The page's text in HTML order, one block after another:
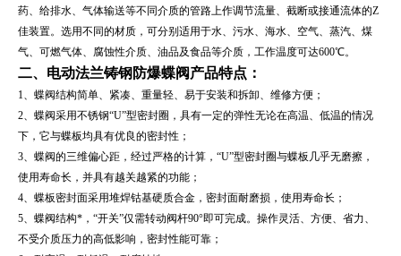
药、给排水、气体输送等不同介质的管路上作调节流量、截断或接通流体的Z
佳装置。选用不同的材质，可分别适用于水、污水、海水、空气、蒸汽、煤
气、可燃气体、腐蚀性介质、油品及食品等介质，工作温度可达600℃。
二、 电动法兰铸钢防爆蝶阀产品特点：
1、蝶阀结构简单、紧凑、重量轻、易于安装和拆卸、维修方便；
2、蝶阀采用不锈钢“U”型密封圈，具有一定的弹性无论在高温、低温的情况
下，它与蝶板均具有优良的密封性；
3、蝶阀的三维偏心距，经过严格的计算，“U”型密封圈与蝶板几乎无磨擦，
使用寿命长，并具有越关越紧的功能；
4、蝶板密封面采用堆焊钴基硬质合金，密封面耐磨损，使用寿命长；
5、蝶阀结构*，“开关”仅需转动阀杆90°即可完成。操作灵活、方便、省力、
不受介质压力的高低影响，密封性能可靠；